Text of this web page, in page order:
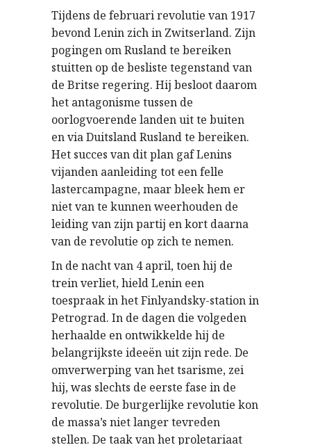
Tijdens de februari revolutie van 1917
bevond Lenin zich in Zwitserland. Zijn
pogingen om Rusland te bereiken
stuitten op de besliste tegenstand van
de Britse regering. Hij besloot daarom
het antagonisme tussen de
oorlogvoerende landen uit te buiten
en via Duitsland Rusland te bereiken.
Het succes van dit plan gaf Lenins
vijanden aanleiding tot een felle
lastercampagne, maar bleek hem er
niet van te kunnen weerhouden de
leiding van zijn partij en kort daarna
van de revolutie op zich te nemen.
In de nacht van 4 april, toen hij de
trein verliet, hield Lenin een
toespraak in het Finlyandsky-station in
Petrograd. In de dagen die volgeden
herhaalde en ontwikkelde hij de
belangrijkste ideeën uit zijn rede. De
omverwerping van het tsarisme, zei
hij, was slechts de eerste fase in de
revolutie. De burgerlijke revolutie kon
de massa’s niet langer tevreden
stellen. De taak van het proletariaat